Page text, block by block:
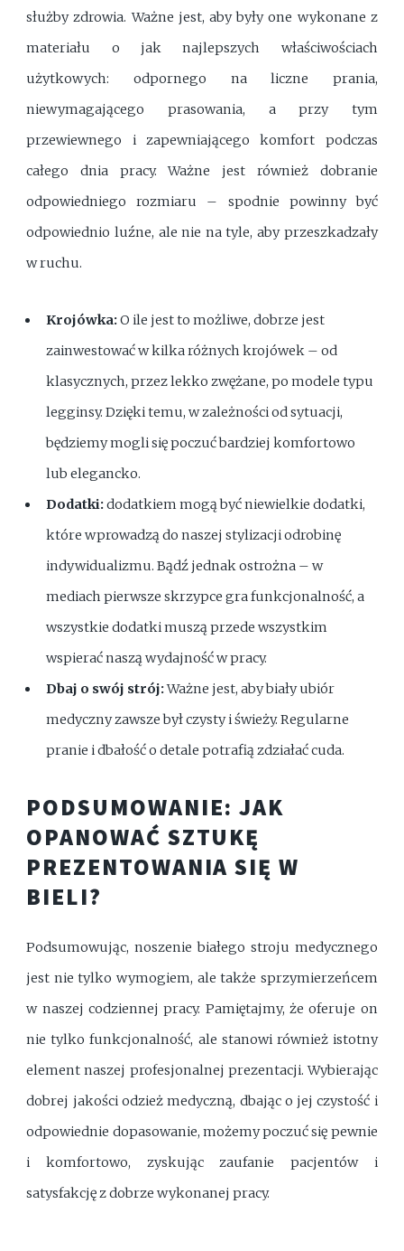
służby zdrowia. Ważne jest, aby były one wykonane z
materiału o jak najlepszych właściwościach
użytkowych: odpornego na liczne prania,
niewymagającego prasowania, a przy tym
przewiewnego i zapewniającego komfort podczas
całego dnia pracy. Ważne jest również dobranie
odpowiedniego rozmiaru – spodnie powinny być
odpowiednio luźne, ale nie na tyle, aby przeszkadzały
w ruchu.
Krojówka:O ile jest to możliwe, dobrze jest
zainwestować w kilka różnych krojówek – od
klasycznych, przez lekko zwężane, po modele typu
legginsy. Dzięki temu, w zależności od sytuacji,
będziemy mogli się poczuć bardziej komfortowo
lub elegancko.
Dodatki:dodatkiem mogą być niewielkie dodatki,
które wprowadzą do naszej stylizacji odrobinę
indywidualizmu. Bądź jednak ostrożna – w
mediach pierwsze skrzypce gra funkcjonalność, a
wszystkie dodatki muszą przede wszystkim
wspierać naszą wydajność w pracy.
Dbaj o swój strój:Ważne jest, aby biały ubiór
medyczny zawsze był czysty i świeży. Regularne
pranie i dbałość o detale potrafią zdziałać cuda.
PODSUMOWANIE: JAK
OPANOWAĆ SZTUKĘ
PREZENTOWANIA SIĘ W
BIELI?
Podsumowując, noszenie białego stroju medycznego
jest nie tylko wymogiem, ale także sprzymierzeńcem
w naszej codziennej pracy. Pamiętajmy, że oferuje on
nie tylko funkcjonalność, ale stanowi również istotny
element naszej profesjonalnej prezentacji. Wybierając
dobrej jakości odzież medyczną, dbając o jej czystość i
odpowiednie dopasowanie, możemy poczuć się pewnie
i komfortowo, zyskując zaufanie pacjentów i
satysfakcję z dobrze wykonanej pracy.